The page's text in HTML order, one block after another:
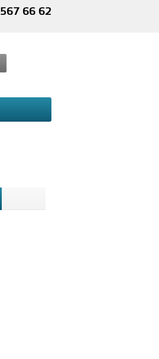
567 66 62